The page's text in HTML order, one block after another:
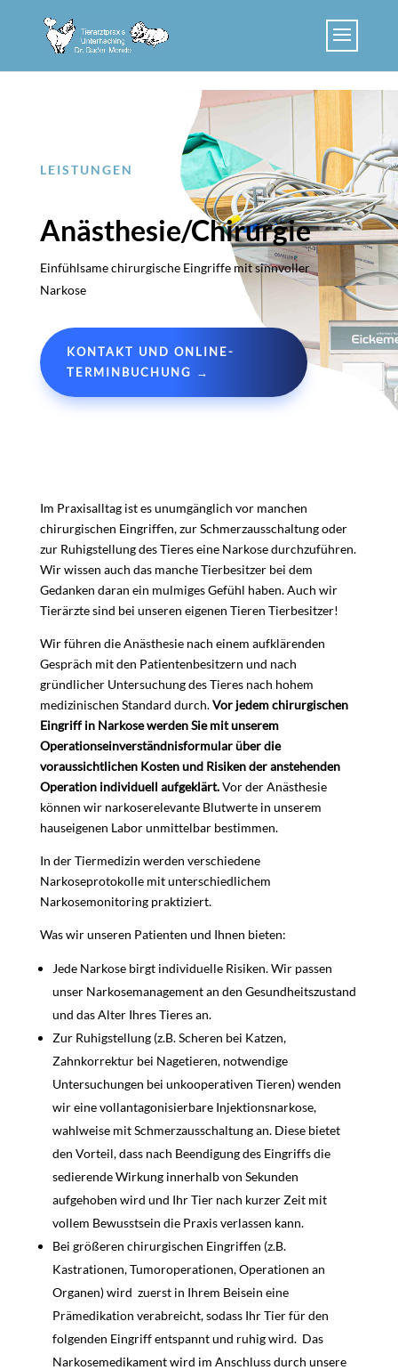
LEISTUNGEN
Anästhesie/Chirurgie
Einfühlsame chirurgische Eingriffe mit sinnvoller
Narkose
KONTAKT UND ONLINE-
TERMINBUCHUNG →
Im Praxisalltag ist es unumgänglich vor manchen
chirurgischen Eingriffen, zur Schmerzausschaltung oder
zur Ruhigstellung des Tieres eine Narkose durchzuführen.
Wir wissen auch das manche Tierbesitzer bei dem
Gedanken daran ein mulmiges Gefühl haben. Auch wir
Tierärzte sind bei unseren eigenen Tieren Tierbesitzer!
Wir führen die Anästhesie nach einem aufklärenden
Gespräch mit den Patientenbesitzern und nach
gründlicher Untersuchung des Tieres nach hohem
medizinischen Standard durch.Vor jedem chirurgischen
Eingriff in Narkose werden Sie mit unserem
Operationseinverständnisformular über die
voraussichtlichen Kosten und Risiken der anstehenden
Operation individuell aufgeklärt.Vor der Anästhesie
können wir narkoserelevante Blutwerte in unserem
hauseigenen Labor unmittelbar bestimmen.
In der Tiermedizin werden verschiedene
Narkoseprotokolle mit unterschiedlichem
Narkosemonitoring praktiziert.
Was wir unseren Patienten und Ihnen bieten:
Jede Narkose birgt individuelle Risiken. Wir passen
unser Narkosemanagement an den Gesundheitszustand
und das Alter Ihres Tieres an.
Zur Ruhigstellung (z.B. Scheren bei Katzen,
Zahnkorrektur bei Nagetieren, notwendige
Untersuchungen bei unkooperativen Tieren) wenden
wir eine vollantagonisierbare Injektionsnarkose,
wahlweise mit Schmerzausschaltung an. Diese bietet
den Vorteil, dass nach Beendigung des Eingriffs die
sedierende Wirkung innerhalb von Sekunden
aufgehoben wird und Ihr Tier nach kurzer Zeit mit
vollem Bewusstsein die Praxis verlassen kann.
Bei größeren chirurgischen Eingriffen (z.B.
Kastrationen, Tumoroperationen, Operationen an
Organen) wird zuerst in Ihrem Beisein eine
Prämedikation verabreicht, sodass Ihr Tier für den
folgenden Eingriff entspannt und ruhig wird. Das
Narkosemedikament wird im Anschluss durch unsere